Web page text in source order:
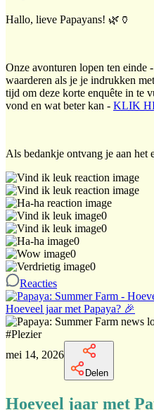
Hallo, lieve Papayans! 🌿🏺
Onze avonturen lopen ten einde
waarderen als je je indrukken
tijd om deze korte enquête in te
vond en wat beter kan - KLIK
Als bedankje ontvang je aan het
0
0
0
0
0
Reacties
Hoeveel jaar met Papaya? 🎉
#Plezier
mei 14, 2026
Delen
Hoeveel jaar met